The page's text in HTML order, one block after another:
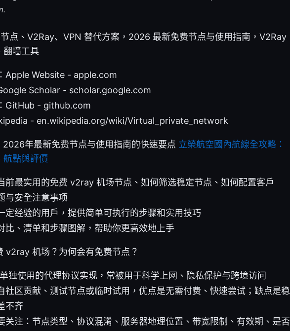
点、V2Ray、VPN 替代方案，2026 最新免费节点与使用指南，V2Ray
翻墙工具
Apple Website - apple.com
Scholar - scholar.google.com
GitHub - github.com
- en.wikipedia.org/wiki/Virtual_private_network
年最新免费节点与使用指南的快速要点 立榮航空國內航線全攻略：
航點與評價
前最实用的免费 v2ray 机场节点、如何筛选稳定节点、如何配置客户
与安全注意事项
定经验的用户，提供简单可执行的步骤和实用技巧
比、清单和步骤图解，帮助你更高效地上手
v2ray 机场？为何会有免费节点？
独使用的代理协议实现，常被用于科学上网、隐私保护与跨境访问
社区贡献、测试节点或临时试用，优点是无需付费、快速尝试；缺点是稳
不齐
关注：节点类型、协议混淆、服务器地理位置、带宽限制、有效期、是否